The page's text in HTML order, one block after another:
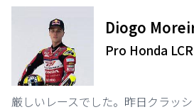
Diogo
Pro Honda LCR
厳しいレースでした。昨日クラッ